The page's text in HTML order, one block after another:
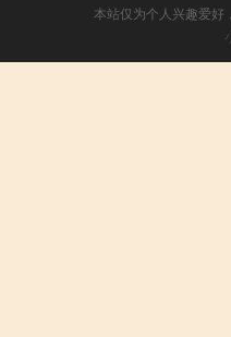
本站仅为个人兴趣爱好